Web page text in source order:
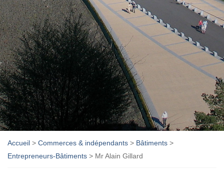
Accueil > Commerces & indépendants > Bâtiments >
Entrepreneurs-Bâtiments > Mr Alain Gillard